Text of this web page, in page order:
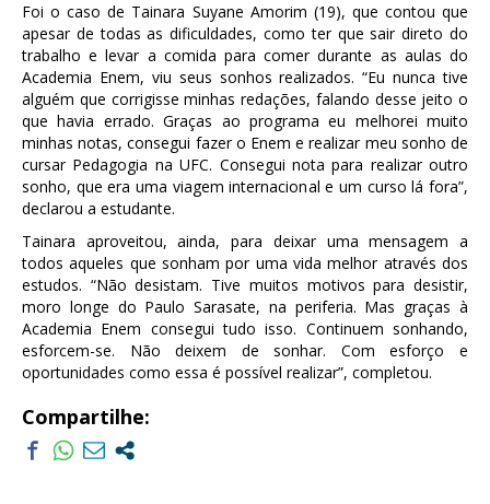
Foi o caso de Tainara Suyane Amorim (19), que contou que
apesar de todas as dificuldades, como ter que sair direto do
trabalho e levar a comida para comer durante as aulas do
Academia Enem, viu seus sonhos realizados. “Eu nunca tive
alguém que corrigisse minhas redações, falando desse jeito o
que havia errado. Graças ao programa eu melhorei muito
minhas notas, consegui fazer o Enem e realizar meu sonho de
cursar Pedagogia na UFC. Consegui nota para realizar outro
sonho, que era uma viagem internacional e um curso lá fora”,
declarou a estudante.
Tainara aproveitou, ainda, para deixar uma mensagem a
todos aqueles que sonham por uma vida melhor através dos
estudos. “Não desistam. Tive muitos motivos para desistir,
moro longe do Paulo Sarasate, na periferia. Mas graças à
Academia Enem consegui tudo isso. Continuem sonhando,
esforcem-se. Não deixem de sonhar. Com esforço e
oportunidades como essa é possível realizar”, completou.
Compartilhe: